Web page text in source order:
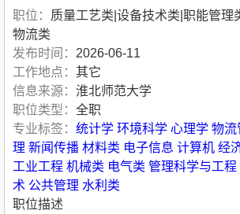
职位： 质量工艺类|设备技术类|职能管理
物流类
发布时间： 2026-06-11
工作地点： 其它
信息来源： 淮北师范大学
职位类型： 全职
专业标签： 统计学 环境科学 心理学 物流
理 新闻传播 材料类 电子信息 计算机 经
工业工程 机械类 电气类 管理科学与工程
术 公共管理 水利类
职位描述